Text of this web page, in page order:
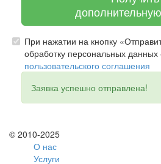
При нажатии на кнопку
обработку персональных данных
пользовательского соглашения
Заявка успешно отправлена!
© 2010-2025
О нас
Услуги